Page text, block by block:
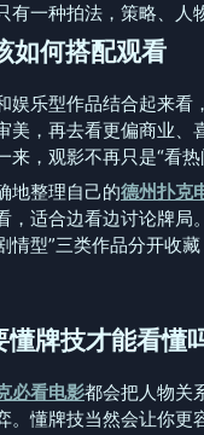
一种拍法，策略、人
如何搭配观看
娱乐型作品结合起来看
美，再去看更偏商业
，观影不再只是“看
地整理自己的德州扑克
，适合边看边讨论牌
情型”三类作品分开收
牌技才能看懂
必看电影都会把人物关
。懂牌技当然会让你